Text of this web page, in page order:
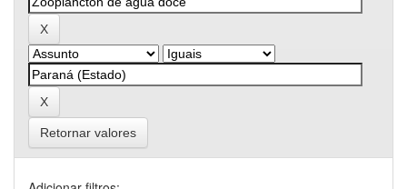
Retornar valores